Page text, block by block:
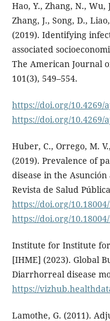
Hao, Y., Zhang, N., Wu,
Zhang, J., Song, D.,
(2019). Identifying
associated
The American Journal
101(3), 549–554.
https://doi.org/10.4269/
https://doi.org/10.4269/
Huber, C., Orrego, M.
(2019). Prevalence of
disease in the
Revista de Salud
https://doi.org/
https://doi.org/
Institute for Institute
[IHME] (2023). Global
Diarrhorreal disease
https://
Lamothe, G. (2011).